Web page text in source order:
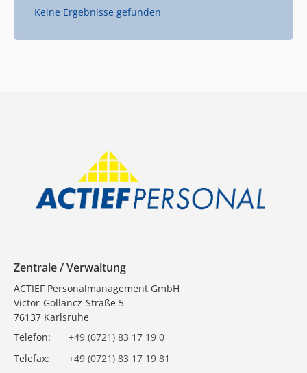
Keine Ergebnisse gefunden
Zentrale / Verwaltung
ACTIEF Personalmanagement GmbH
Victor-Gollancz-Straße 5
76137 Karlsruhe
Telefon:
+49 (0721) 83 17 19 0
Telefax:
+49 (0721) 83 17 19 81